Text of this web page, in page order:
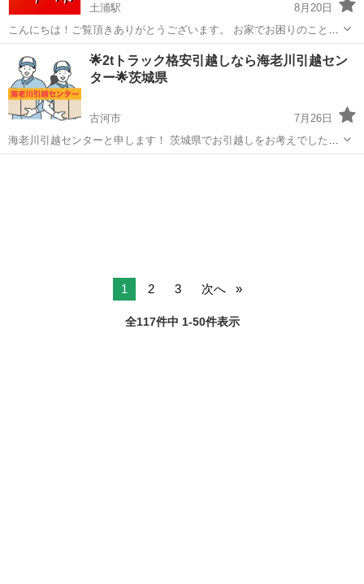
土浦駅
8月20日
こんにちは！ご覧頂きありがとうございます。 お家でお困りのことは
何でもお助けできるヒーローになりたい、、、そんな思いからHOUSE
HEROという店舗名を付けました！ お客様とのご連絡はLINEを使いス
ピーディーな対応が...
土浦市 土浦駅 引っ越し 無料
🌟2tトラック格安引越しなら海老川引越セン
ター🌟茨城県
古河市
7月26日
海老川引越センターと申します！ 茨城県でお引越しをお考えでした
ら、ぜひ当社にお任せください！ 大手引越し会社さんの３〜４割お安
1 2 3 次へ
全117件中 1-50件表示